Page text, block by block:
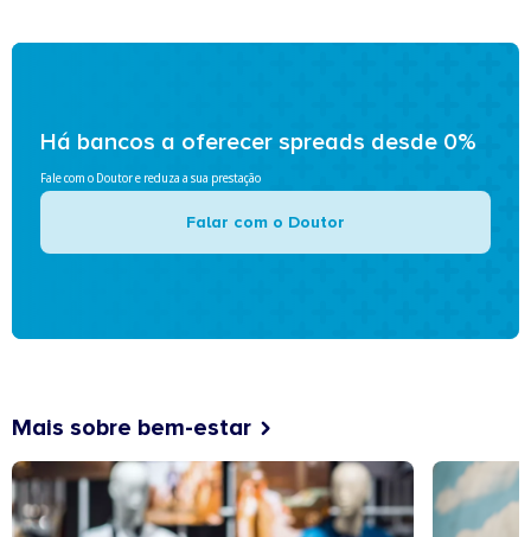
Há bancos a oferecer spreads desde 0%
Fale com o Doutor e reduza a sua prestação
Falar com o Doutor
Mais sobre bem-estar